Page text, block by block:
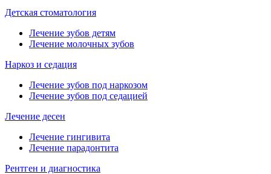
Детская стоматология
Лечение зубов детям
Лечение молочных зубов
Наркоз и седация
Лечение зубов под наркозом
Лечение зубов под седацией
Лечение десен
Лечение гингивита
Лечение парадонтита
Рентген и диагностика